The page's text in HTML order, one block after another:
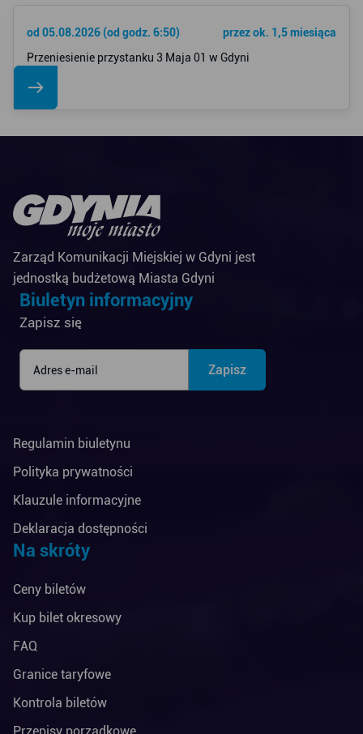
od 05.08.2026 (od godz. 6:50)
przez ok. 1,5 miesiąca
Przeniesienie przystanku 3 Maja 01 w Gdyni
Zarząd Komunikacji Miejskiej w Gdyni jest
jednostką budżetową Miasta Gdyni
Biuletyn informacyjny
Zapisz się
Regulamin biuletynu
Polityka prywatności
Klauzule informacyjne
Deklaracja dostępności
Na skróty
Ceny biletów
Kup bilet okresowy
FAQ
Granice taryfowe
Kontrola biletów